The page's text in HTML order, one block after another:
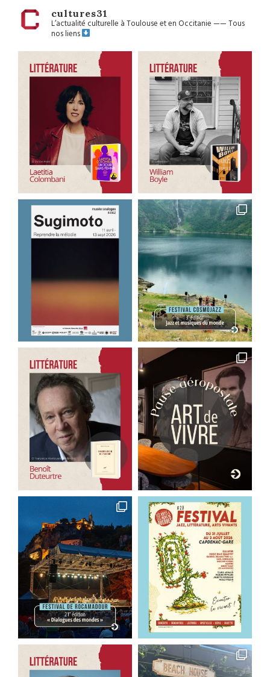
cultures31
L’actualité culturelle à Toulouse et en Occitanie——Tous
nos liens